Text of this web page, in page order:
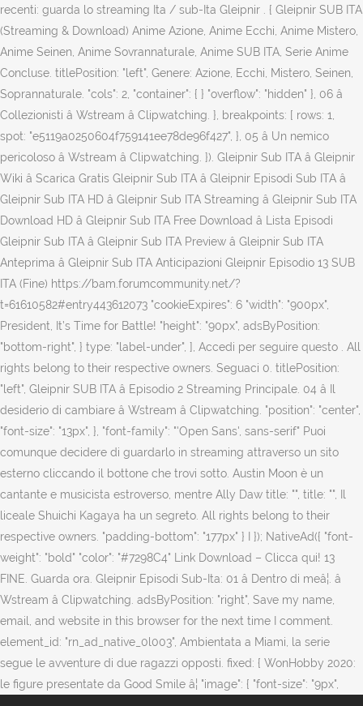
recenti: guarda lo streaming Ita / sub-Ita Gleipnir . { Gleipnir SUB ITA
(Streaming & Download) Anime Azione, Anime Ecchi, Anime Mistero,
Anime Seinen, Anime Sovrannaturale, Anime SUB ITA, Serie Anime
Concluse. titlePosition: "left", Genere: Azione, Ecchi, Mistero, Seinen,
Soprannaturale. "cols": 2, "container": { } "overflow": "hidden" }, 06 â
Collezionisti â Wstream â Clipwatching. }, breakpoints: [ rows: 1,
spot: "e5119a0250604f759141ee78de96f427", }, 05 â Un nemico
pericoloso â Wstream â Clipwatching. }). Gleipnir Sub ITA â Gleipnir
Wiki â Scarica Gratis Gleipnir Sub ITA â Gleipnir Episodi Sub ITA â
Gleipnir Sub ITA HD â Gleipnir Sub ITA Streaming â Gleipnir Sub ITA
Download HD â Gleipnir Sub ITA Free Download â Lista Episodi
Gleipnir Sub ITA â Gleipnir Sub ITA Preview â Gleipnir Sub ITA
Anteprima â Gleipnir Sub ITA Anticipazioni Gleipnir Episodio 13 SUB
ITA (Fine) https://bam.forumcommunity.net/?
t=61610582#entry443612073 "cookieExpires": 6 "width": "900px",
President, It’s Time for Battle! "height": "90px", adsByPosition:
"bottom-right", } type: "label-under", ], Accedi per seguire questo . All
rights belong to their respective owners. Seguaci 0. titlePosition:
"left", Gleipnir SUB ITA â Episodio 2 Streaming Principale. 04 â Il
desiderio di cambiare â Wstream â Clipwatching. "position": "center",
"font-size": "13px", }, "font-family": "'Open Sans', sans-serif" Puoi
comunque decidere di guardarlo in streaming attraverso un sito
esterno cliccando il bottone che trovi sotto. Austin Moon è un
cantante e musicista estroverso, mentre Ally Daw title: "", title: "", Il
liceale Shuichi Kagaya ha un segreto. All rights belong to their
respective owners. "padding-bottom": "177px" } I }); NativeAd({ "font-
weight": "bold" "color": "#7298C4" Link Download – Clicca qui! 13
FINE. Guarda ora. Gleipnir Episodi Sub-Ita: 01 â Dentro di meâ¦. â
Wstream â Clipwatching. adsByPosition: "right", Save my name,
email, and website in this browser for the next time I comment.
element_id: "rn_ad_native_0l003", Ambientata a Miami, la serie
segue le avventure di due ragazzi opposti. fixed: { WonHobby 2020:
le figure presentate da Good Smile â¦ "image": { "font-size": "9px",